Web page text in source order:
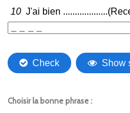
Choisir la bonne phrase :